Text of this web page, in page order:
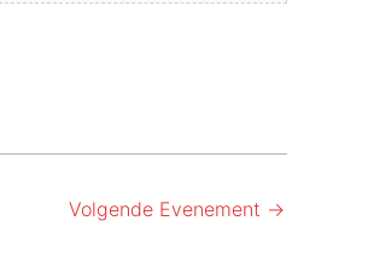
Volgende Evenement →